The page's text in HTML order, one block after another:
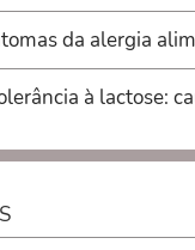
da alergia
à lactose: